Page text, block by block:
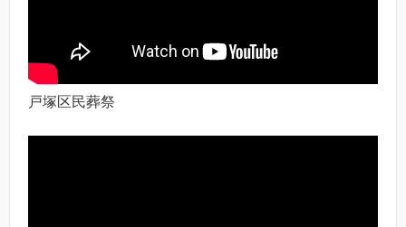
戸塚区民葬祭